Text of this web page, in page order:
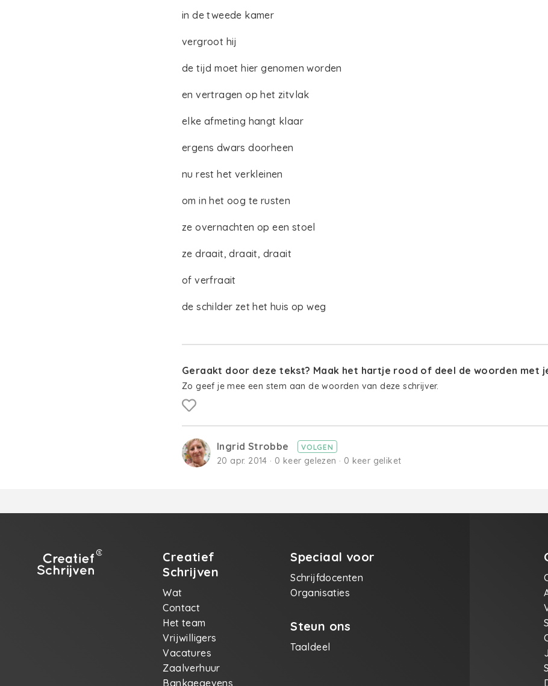
in de tweede kamer
vergroot hij
de tijd moet hier genomen worden
en vertragen op het zitvlak
elke afmeting hangt klaar
ergens dwars doorheen
nu rest het verkleinen
om in het oog te rusten
ze overnachten op een stoel
ze draait, draait, draait
of verfraait
de schilder zet het huis op weg
Geraakt door deze tekst? Maak het hartje rood of deel de woorden met
Zo geef je mee een stem aan de woorden van deze schrijver.
Ingrid Strobbe VOLGEN
20 apr. 2014 · 0 keer gelezen · 0 keer geliket
Creatief
Schrijven
Wat
Contact
Het team
Vrijwilligers
Vacatures
Zaalverhuur
Bankgegevens
Speciaal voor
Schrijfdocenten
Organisaties
Steun ons
Taaldeel